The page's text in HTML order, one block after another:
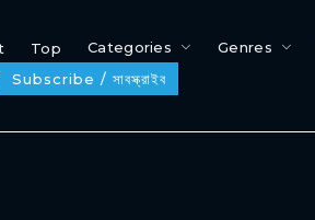
Top Categories Genres
Subscribe / সাবস্ক্রাইব